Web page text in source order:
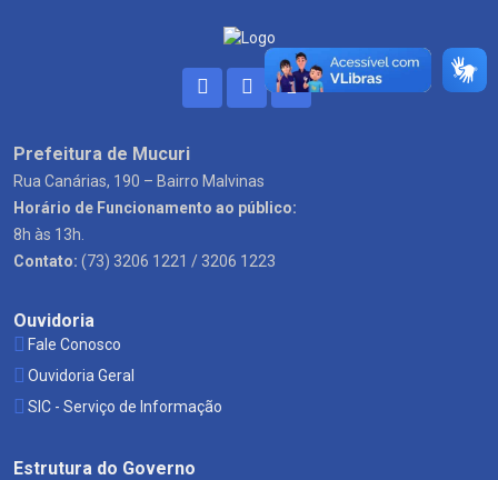
Prefeitura de Mucuri
Rua Canárias, 190 – Bairro Malvinas
Horário de Funcionamento ao público:
8h às 13h.
Contato: (73) 3206 1221 / 3206 1223
Ouvidoria
Fale Conosco
Ouvidoria Geral
SIC - Serviço de Informação
Estrutura do Governo